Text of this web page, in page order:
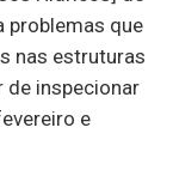
problemas que
nas estruturas
de inspecionar
e